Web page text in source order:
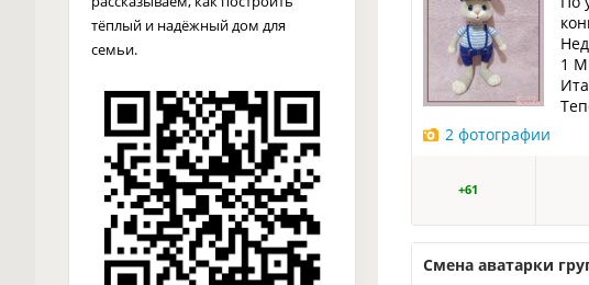
1
2 фотографии
+61
Смена аватарки
тёплый и надёжный дом для
семьи.